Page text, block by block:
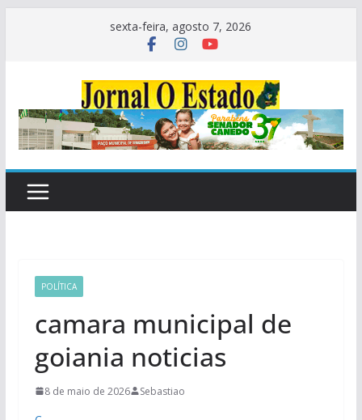
sexta-feira, agosto 7, 2026
POLÍTICA
camara municipal de
goiania noticias
8 de maio de 2026 Sebastiao